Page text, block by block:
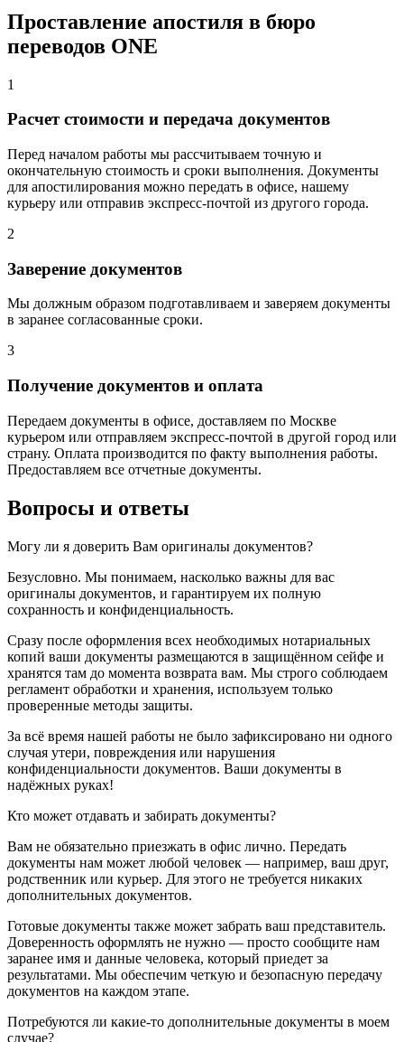
Проставление апостиля в бюро
переводов ONE
1
Расчет стоимости и передача документов
Перед началом работы мы рассчитываем точную и
окончательную стоимость и сроки выполнения. Документы
для апостилирования можно передать в офисе, нашему
курьеру или отправив экспресс-почтой из другого города.
2
Заверение документов
Мы должным образом подготавливаем и заверяем документы
в заранее согласованные сроки.
3
Получение документов и оплата
Передаем документы в офисе, доставляем по Москве
курьером или отправляем экспресс-почтой в другой город или
страну. Оплата производится по факту выполнения работы.
Предоставляем все отчетные документы.
Вопросы и ответы
Могу ли я доверить Вам оригиналы документов?
Безусловно. Мы понимаем, насколько важны для вас
оригиналы документов, и гарантируем их полную
сохранность и конфиденциальность.
Сразу после оформления всех необходимых нотариальных
копий ваши документы размещаются в защищённом сейфе и
хранятся там до момента возврата вам. Мы строго соблюдаем
регламент обработки и хранения, используем только
проверенные методы защиты.
За всё время нашей работы не было зафиксировано ни одного
случая утери, повреждения или нарушения
конфиденциальности документов. Ваши документы в
надёжных руках!
Кто может отдавать и забирать документы?
Вам не обязательно приезжать в офис лично. Передать
документы нам может любой человек — например, ваш друг,
родственник или курьер. Для этого не требуется никаких
дополнительных документов.
Готовые документы также может забрать ваш представитель.
Доверенность оформлять не нужно — просто сообщите нам
заранее имя и данные человека, который приедет за
результатами. Мы обеспечим четкую и безопасную передачу
документов на каждом этапе.
Потребуются ли какие-то дополнительные документы в моем
случае?